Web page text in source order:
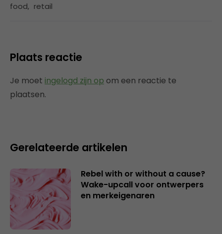
food, retail
Plaats reactie
Je moet ingelogd zijn op om een reactie te
plaatsen.
Gerelateerde artikelen
Rebel with or without a cause?
Wake-upcall voor ontwerpers
en merkeigenaren